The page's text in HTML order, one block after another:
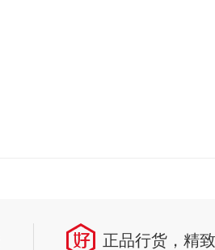
正品行货，精